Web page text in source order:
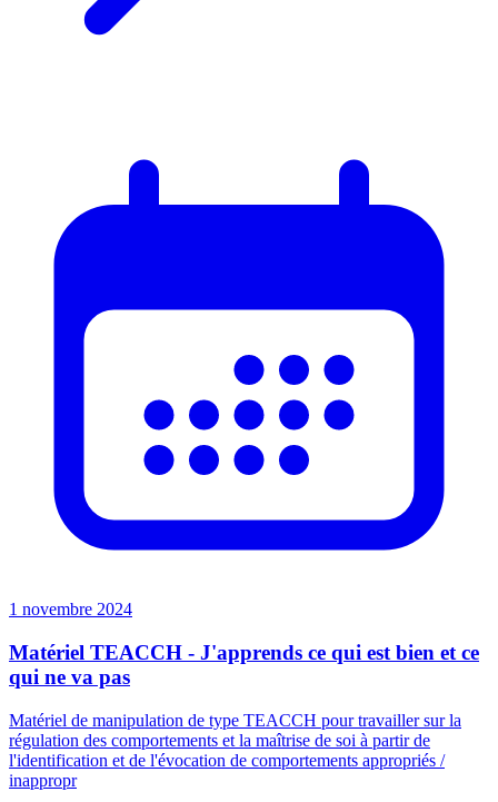
1 novembre 2024
Matériel TEACCH - J'apprends ce qui est bien et ce
qui ne va pas
Matériel de manipulation de type TEACCH pour travailler sur la
régulation des comportements et la maîtrise de soi à partir de
l'identification et de l'évocation de comportements appropriés /
inappropr